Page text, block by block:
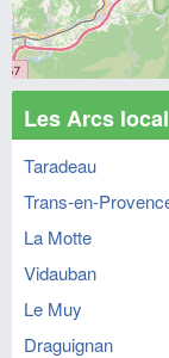
Les Arcs
Taradeau
Trans-en-
La Motte
Vidauban
Le Muy
Draguignan